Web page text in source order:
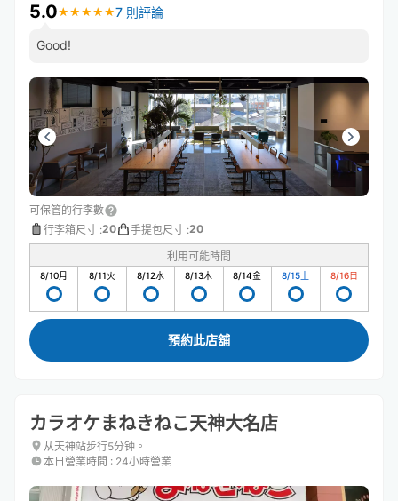
5.0★ ★ ★ ★ ★
★ ★ ★ ★ ★7 則評論
Good!
可保管的行李數
行李箱尺寸 :20 手提包尺寸 :20
利用可能時間
8/10月 8/11火 8/12水 8/13木 8/14金 8/15土 8/16日
預約此店舖
カラオケまねきねこ天神大名店
从天神站步行5分钟。
本日營業時間 : 24小時營業